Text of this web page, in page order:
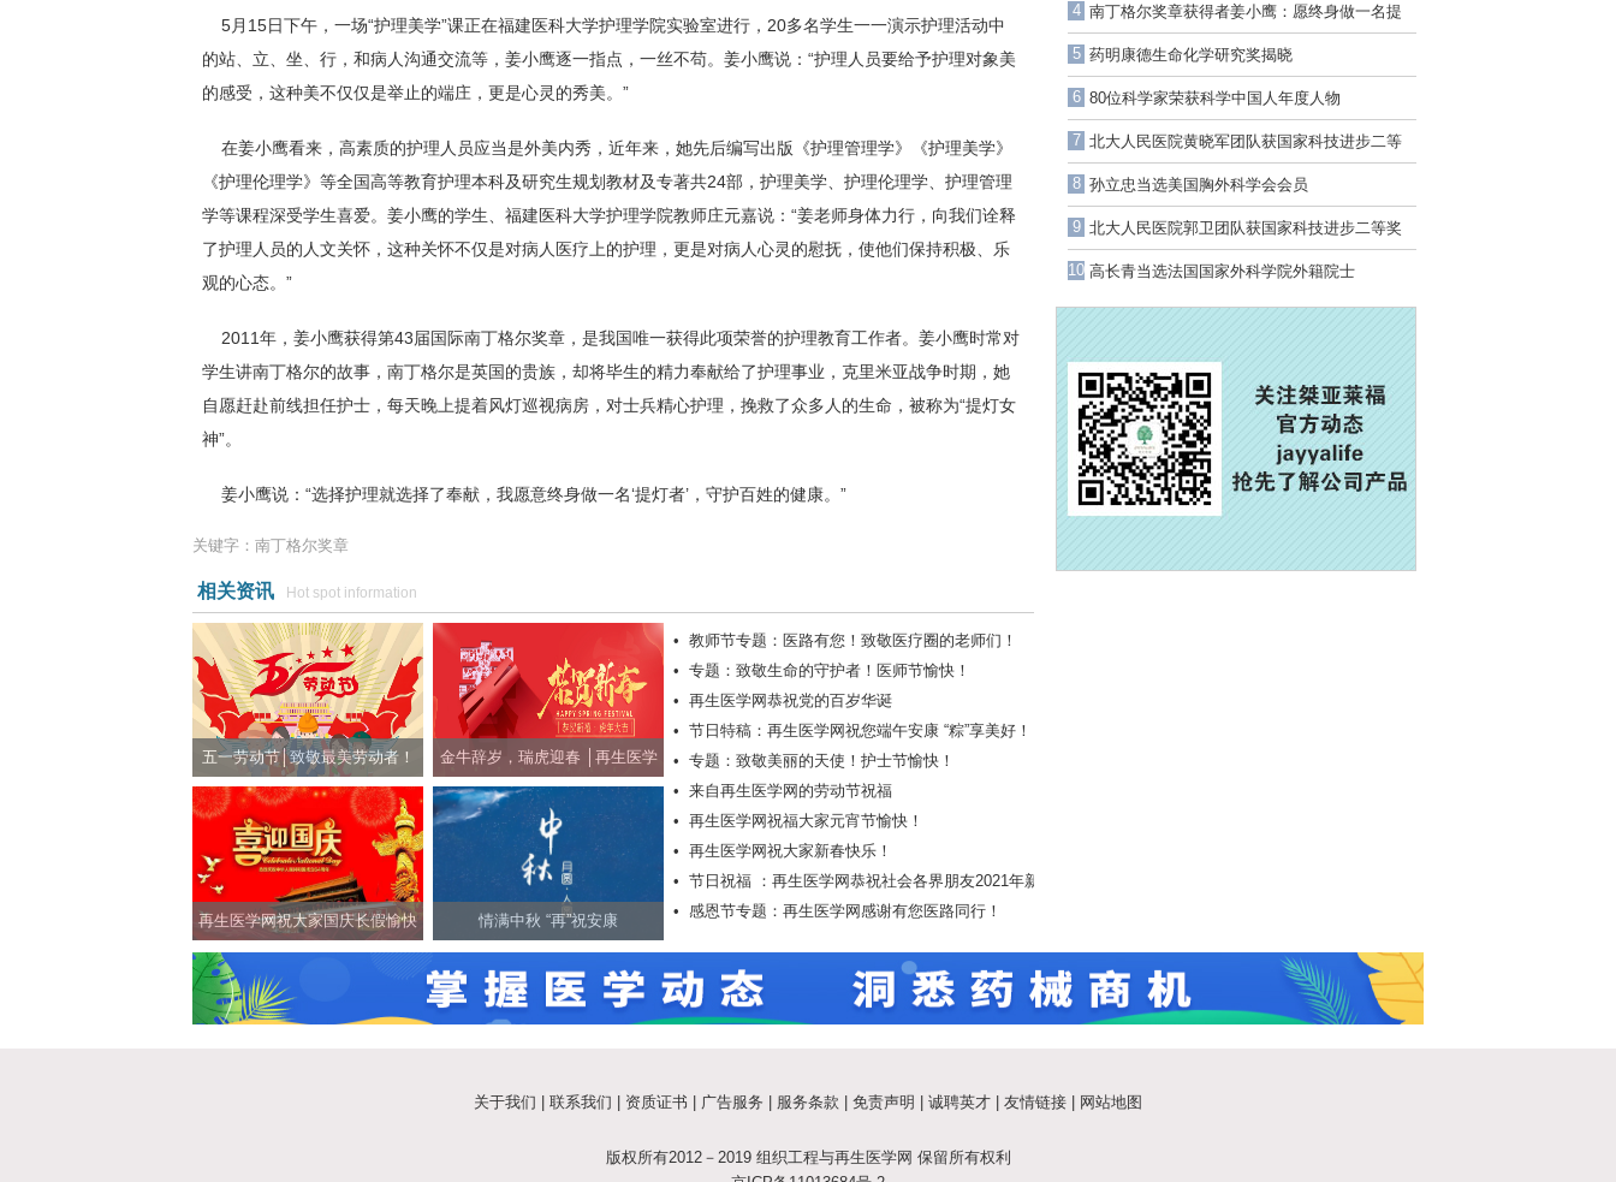
5月15日下午，一场“护理美学”课正在福建医科大学护理学院实验室进行，20多名学生一一演示护理活动中
的站、立、坐、行，和病人沟通交流等，姜小鹰逐一指点，一丝不苟。姜小鹰说：“护理人员要给予护理对象美
的感受，这种美不仅仅是举止的端庄，更是心灵的秀美。”
在姜小鹰看来，高素质的护理人员应当是外美内秀，近年来，她先后编写出版《护理管理学》《护理美学》
《护理伦理学》等全国高等教育护理本科及研究生规划教材及专著共24部，护理美学、护理伦理学、护理管理
学等课程深受学生喜爱。姜小鹰的学生、福建医科大学护理学院教师庄元嘉说：“姜老师身体力行，向我们诠释
了护理人员的人文关怀，这种关怀不仅是对病人医疗上的护理，更是对病人心灵的慰抚，使他们保持积极、乐
观的心态。”
2011年，姜小鹰获得第43届国际南丁格尔奖章，是我国唯一获得此项荣誉的护理教育工作者。姜小鹰时常对
学生讲南丁格尔的故事，南丁格尔是英国的贵族，却将毕生的精力奉献给了护理事业，克里米亚战争时期，她
自愿赶赴前线担任护士，每天晚上提着风灯巡视病房，对士兵精心护理，挽救了众多人的生命，被称为“提灯女
神”。
姜小鹰说：“选择护理就选择了奉献，我愿意终身做一名‘提灯者’，守护百姓的健康。”
关键字：南丁格尔奖章
相关资讯 Hot spot information
五一劳动节│致敬最美劳动者！ 金牛辞岁，瑞虎迎春 │再生医学
网祝社会各界朋友新春快乐！
再生医学网祝大家国庆长假愉快 情满中秋 “再”祝安康
• 教师节专题：医路有您！致敬医疗圈的老师们！
• 专题：致敬生命的守护者！医师节愉快！
• 再生医学网恭祝党的百岁华诞
• 节日特稿：再生医学网祝您端午安康 “粽”享美好！
• 专题：致敬美丽的天使！护士节愉快！
• 来自再生医学网的劳动节祝福
• 再生医学网祝福大家元宵节愉快！
• 再生医学网祝大家新春快乐！
• 节日祝福 ：再生医学网恭祝社会各界朋友2021年新年
快乐！
• 感恩节专题：再生医学网感谢有您医路同行！
工程院7名
4 南丁格尔奖章获得者姜小鹰：愿终身做一名提
灯者
5 药明康德生命化学研究奖揭晓
6 80位科学家荣获科学中国人年度人物
7 北大人民医院黄晓军团队获国家科技进步二等
奖
8 孙立忠当选美国胸外科学会会员
9 北大人民医院郭卫团队获国家科技进步二等奖
10 高长青当选法国国家外科学院外籍院士
关于我们 联系我们 资质证书 广告服务 服务条款 免责声明 诚聘英才 友情链接 网站地图
版权所有2012－2019 组织工程与再生医学网 保留所有权利